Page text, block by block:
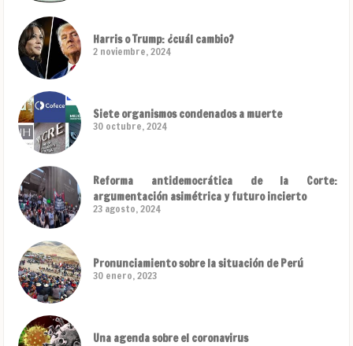
Harris o Trump: ¿cuál cambio?
2 noviembre, 2024
Siete organismos condenados a muerte
30 octubre, 2024
Reforma antidemocrática de la Corte:
argumentación asimétrica y futuro incierto
23 agosto, 2024
Pronunciamiento sobre la situación de Perú
30 enero, 2023
Una agenda sobre el coronavirus